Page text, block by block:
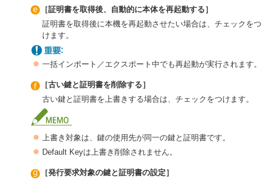
［証明書を取得後、自動的に本体を再起動する］
証明書を取得後に本機を再起動させたい場合は、チェックをつ
けます。
一括インポート／エクスポート中でも再起動が実行されます。
［古い鍵と証明書を削除する］
古い鍵と証明書を上書きする場合は、チェックをつけます。
上書き対象は、鍵の使用先が同一の鍵と証明書です。
Default Keyは上書き削除されません。
［発行要求対象の鍵と証明書の設定］